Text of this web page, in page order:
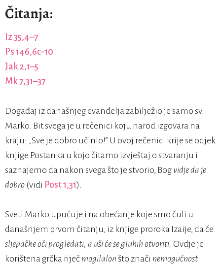
Čitanja:
Iz 35,4–7
Ps 146,6c-10
Jak 2,1–5
Mk 7,31–37
Događaj iz današnjeg evanđelja zabilježio je samo sv.
Marko. Bit svega je u rečenici koju narod izgovara na
kraju: „Sve je dobro učinio!” U ovoj rečenici krije se odjek
knjige Postanka u kojo čitamo izvještaj o stvaranju i
saznajemo da nakon svega što je stvorio, Bog vidje da je
dobro (vidi Post 1,31).
Sveti Marko upućuje i na obećanje koje smo čuli u
današnjem prvom čitanju, iz knjige proroka Izaije, da će
sljepačke oči progledati, a uši će se gluhih otvoriti. Ovdje je
korištena grčka riječ mogilalon što znači nemogućnost